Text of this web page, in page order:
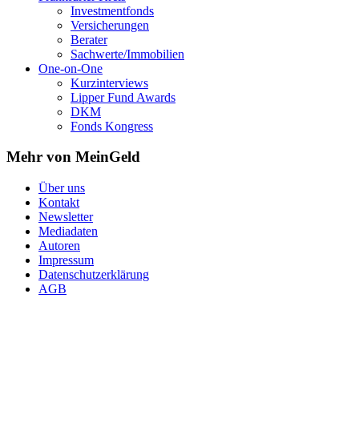
Investmentfonds
Versicherungen
Berater
Sachwerte/Immobilien
One-on-One
Kurzinterviews
Lipper Fund Awards
DKM
Fonds Kongress
Mehr von MeinGeld
Über uns
Kontakt
Newsletter
Mediadaten
Autoren
Impressum
Datenschutzerklärung
AGB